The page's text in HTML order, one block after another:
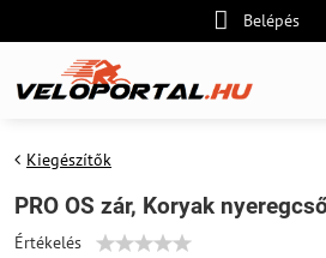
Belépés
Kiegészítők
PRO OS zár, Koryak
Értékelés